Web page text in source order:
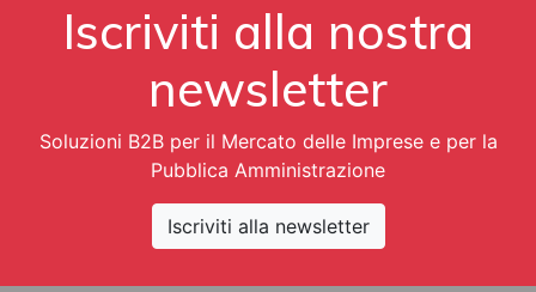
Iscriviti alla nostra
newsletter
Soluzioni B2B per il Mercato delle Imprese e per la
Pubblica Amministrazione
Iscriviti alla newsletter